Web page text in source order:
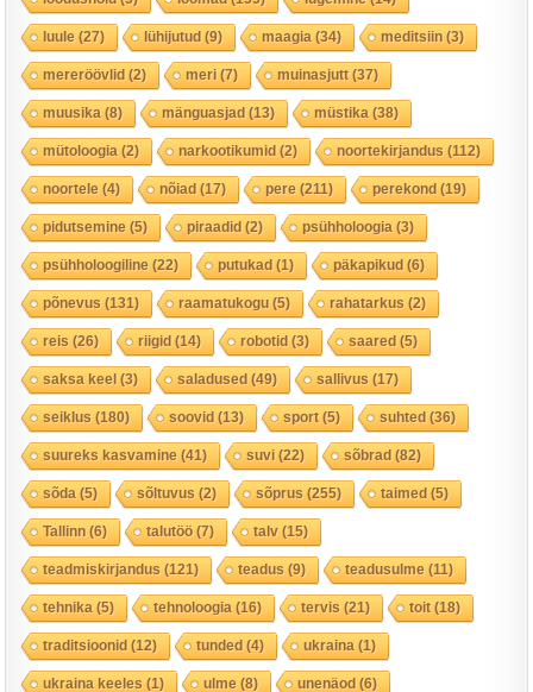
luule (27) lühijutud(9) maagia (34) meditsiin(3)
mereröövlid(2) meri(7) muinasjutt(37)
muusika (8) mänguasjad(13) müstika (38)
mütoloogia (2) narkootikumid(2) noortekirjandus (112)
noortele (4) nõiad(17) pere (211) perekond(19)
pidutsemine (5) piraadid(2) psühholoogia (3)
psühholoogiline (22) putukad(1) päkapikud(6)
põnevus (131) raamatukogu(5) rahatarkus (2)
reis (26) riigid(14) robotid(3) saared(5)
saksa keel(3) saladused(49) sallivus (17)
seiklus (180) soovid(13) sport(5) suhted(36)
suureks kasvamine (41) suvi(22) sõbrad(82)
sõda (5) sõltuvus (2) sõprus (255) taimed(5)
Tallinn(6) talutöö(7) talv(15)
teadmiskirjandus (121) teadus (9) teadusulme (11)
tehnika (5) tehnoloogia (16) tervis (21) toit(18)
traditsioonid(12) tunded(4) ukraina (1)
ukraina keeles (1) ulme (8) unenäod(6)